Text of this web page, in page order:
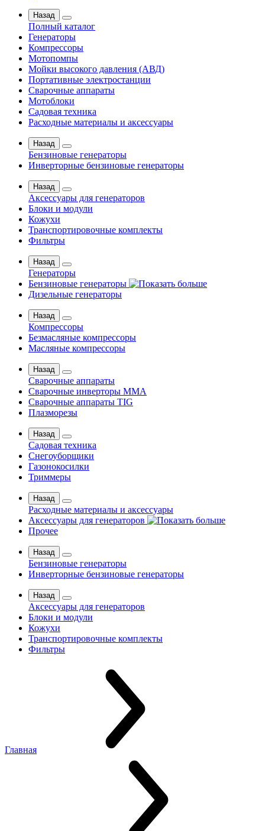
Назад
Полный каталог
Генераторы
Компрессоры
Мотопомпы
Мойки высокого давления (АВД)
Портативные электростанции
Сварочные аппараты
Мотоблоки
Садовая техника
Расходные материалы и аксессуары
Назад
Бензиновые генераторы
Инверторные бензиновые генераторы
Назад
Аксессуары для генераторов
Блоки и модули
Кожухи
Транспортировочные комплекты
Фильтры
Назад
Генераторы
Бензиновые генераторы
Дизельные генераторы
Назад
Компрессоры
Безмасляные компрессоры
Масляные компрессоры
Назад
Сварочные аппараты
Сварочные инверторы MMA
Сварочные аппараты TIG
Плазморезы
Назад
Садовая техника
Снегоуборщики
Газонокосилки
Триммеры
Назад
Расходные материалы и аксессуары
Аксессуары для генераторов
Прочее
Назад
Бензиновые генераторы
Инверторные бензиновые генераторы
Назад
Аксессуары для генераторов
Блоки и модули
Кожухи
Транспортировочные комплекты
Фильтры
Главная